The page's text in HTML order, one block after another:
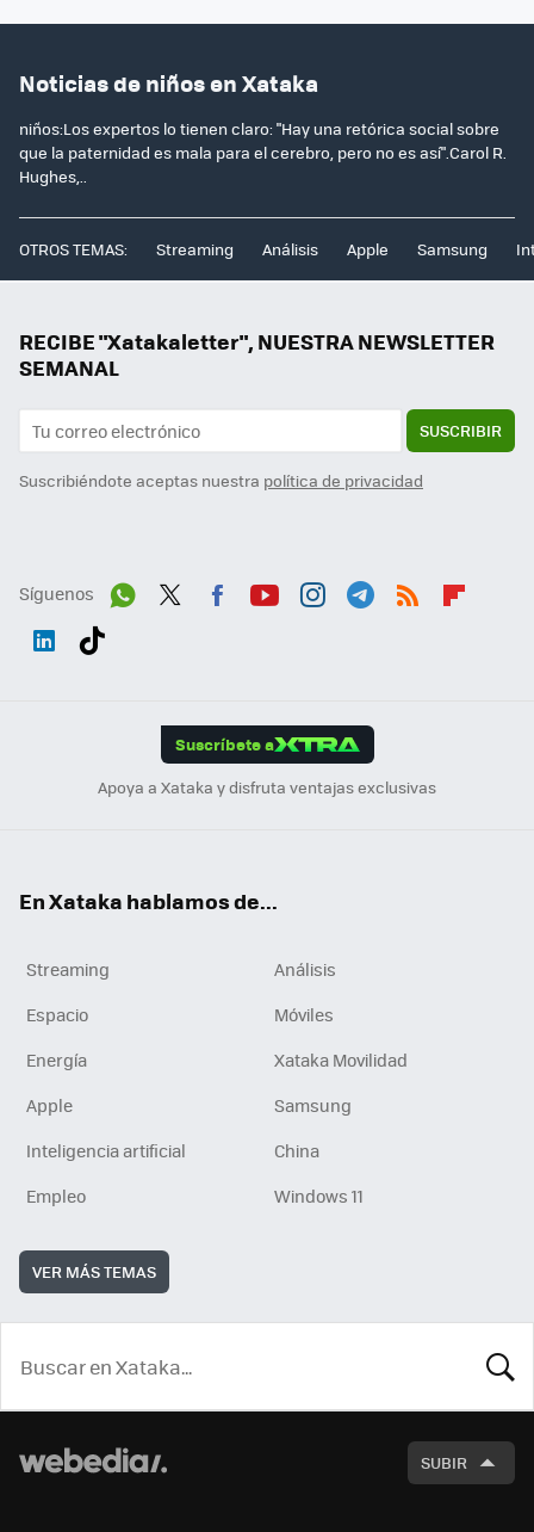
Noticias de niños en Xataka
niños:Los expertos lo tienen claro: "Hay una retórica social sobre
que la paternidad es mala para el cerebro, pero no es así".Carol R.
Hughes,..
OTROS TEMAS: Streaming Análisis Apple Samsung
RECIBE "Xatakaletter", NUESTRA NEWSLETTER
SEMANAL
SUSCRIBIR
Suscribiéndote aceptas nuestra política de privacidad
Síguenos
Suscríbete a
Apoya a Xataka y disfruta ventajas exclusivas
En Xataka hablamos de...
Streaming
Análisis
Espacio
Móviles
Energía
Xataka Movilidad
Apple
Samsung
Inteligencia artificial
China
Empleo
Windows 11
VER MÁS TEMAS
SUBIR